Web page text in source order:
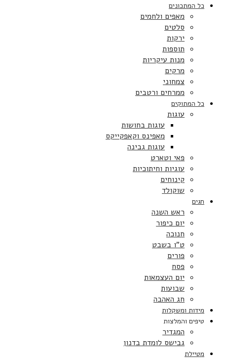
כל המתכונים
מאפים ולחמים
סלטים
ירקות
תוספות
מנות עיקריות
מרקים
צמחוני
ממרחים ורטבים
כל המתוקים
עוגות
עוגות בחושות
מאפינס וקאפקייקס
עוגות גבינה
פאי וטארט
עוגיות וחיתוכיות
קינוחים
שוקולד
חגים
ראש השנה
יום כיפור
חנוכה
ט”ו בשבט
פורים
פסח
יום העצמאות
שבועות
חג האהבה
מידות ומשקלות
טיפים והמלצות
המגדיר
גבישס לומדת בדנון
מטיילת